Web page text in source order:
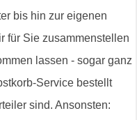
bis hin zur eigenen
für Sie zusammenstellen
lassen - sogar ganz
Service bestellt
sind. Ansonsten: